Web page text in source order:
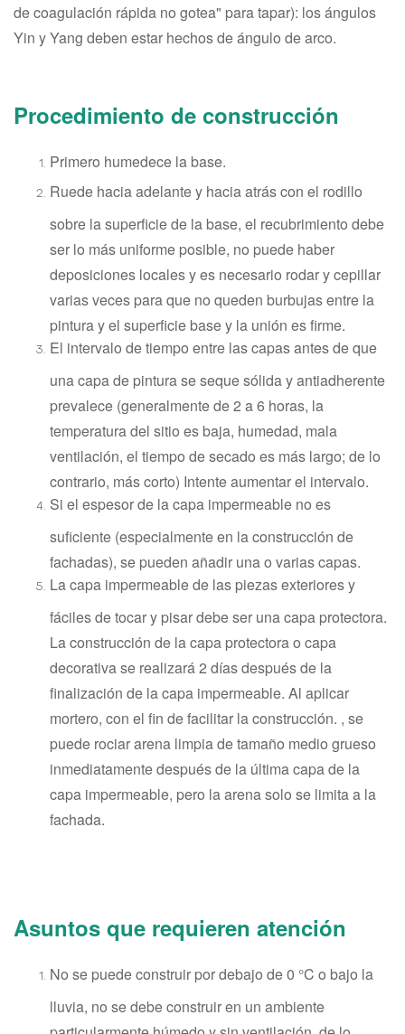
de coagulación rápida no gotea" para tapar): los ángulos
Yin y Yang deben estar hechos de ángulo de arco.
Procedimiento de construcción
Primero humedece la base.
Ruede hacia adelante y hacia atrás con el rodillo
sobre la superficie de la base, el recubrimiento debe
ser lo más uniforme posible, no puede haber
deposiciones locales y es necesario rodar y cepillar
varias veces para que no queden burbujas entre la
pintura y el superficie base y la unión es firme.
El intervalo de tiempo entre las capas antes de que
una capa de pintura se seque sólida y antiadherente
prevalece (generalmente de 2 a 6 horas, la
temperatura del sitio es baja, humedad, mala
ventilación, el tiempo de secado es más largo; de lo
contrario, más corto) Intente aumentar el intervalo.
Si el espesor de la capa impermeable no es
suficiente (especialmente en la construcción de
fachadas), se pueden añadir una o varias capas.
La capa impermeable de las piezas exteriores y
fáciles de tocar y pisar debe ser una capa protectora.
La construcción de la capa protectora o capa
decorativa se realizará 2 días después de la
finalización de la capa impermeable. Al aplicar
mortero, con el fin de facilitar la construcción. , se
puede rociar arena limpia de tamaño medio grueso
inmediatamente después de la última capa de la
capa impermeable, pero la arena solo se limita a la
fachada.
Asuntos que requieren atención
No se puede construir por debajo de 0 °C o bajo la
lluvia, no se debe construir en un ambiente
particularmente húmedo y sin ventilación, de lo